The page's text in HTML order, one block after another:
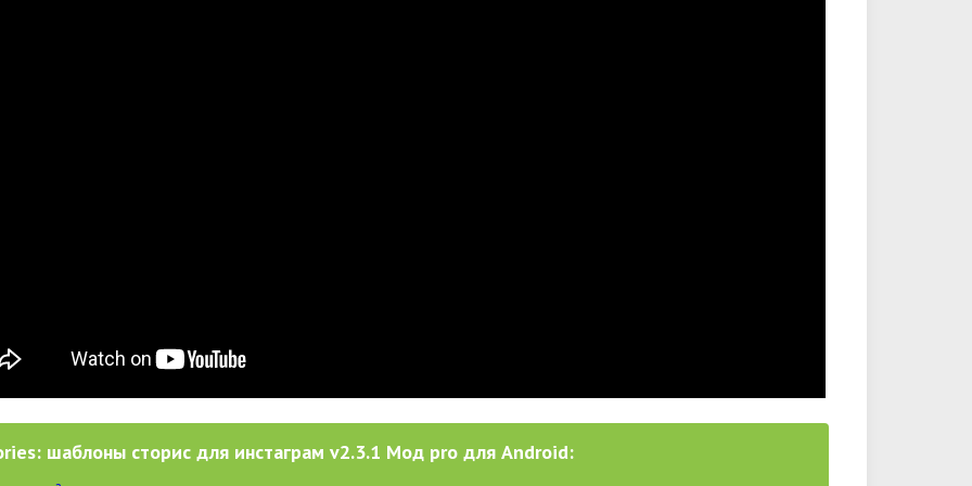
шаблоны сторис для инстаграм v2.3.1 Мод pro для Android: